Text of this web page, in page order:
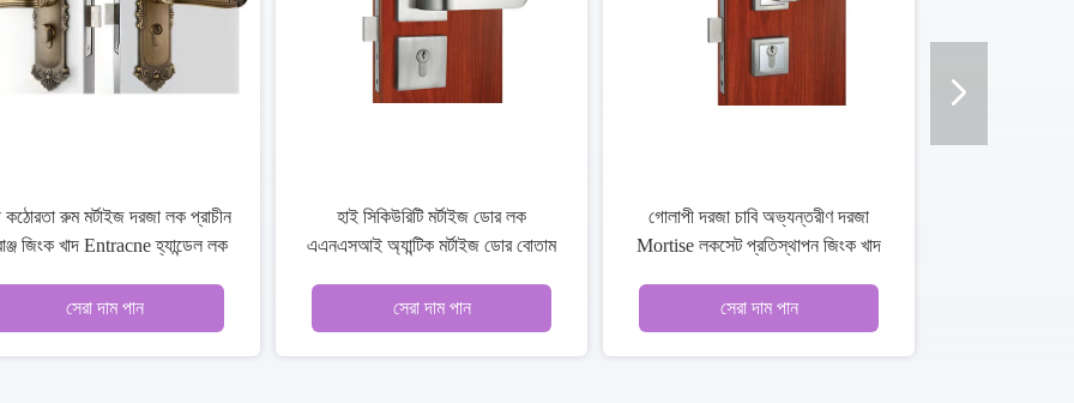
আবাসিক মর্টিস দরজা লক প্রবেশদ্বার দরজা
প্রতিস্থাপন মর্টিস লক
ক্রোম লিভার হ্যান্ডেল অন রোজ মর্টাইজ
লকসেট প্রতিস্থাপন জিংক খাদ
রোজ ডোর কী মর্টাইজ ডোর লক এএনএসআই
অ্যান্টিক মর্টাইজ লক সেট